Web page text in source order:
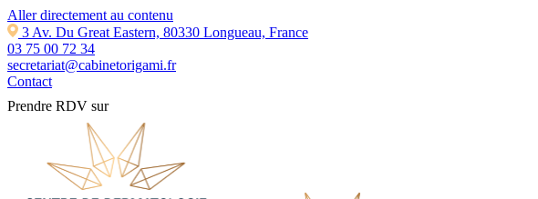
Aller directement au contenu
3 Av. Du Great Eastern, 80330 Longueau, France
03 75 00 72 34
secretariat@cabinetorigami.fr
Contact
Prendre RDV sur